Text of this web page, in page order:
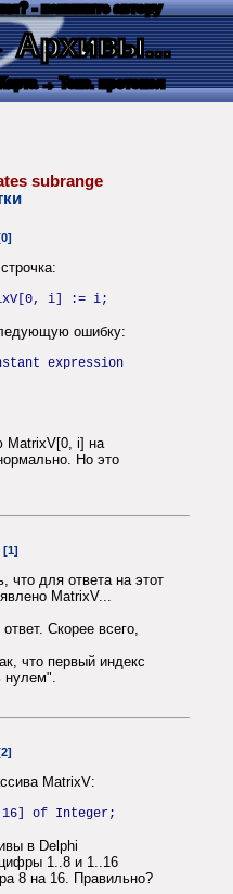
- напишите автору
Архивы...
→ Текс. протокол
subrange
i] := i;
ошибку:
expression
MatrixV[0, i] на
Но это
[1]
для ответа на этот
MatrixV...
Скорее всего,
что первый индекс
нулем".
MatrixV:
of Integer;
в Delphi
1..8 и 1..16
8 на 16. Правильно?